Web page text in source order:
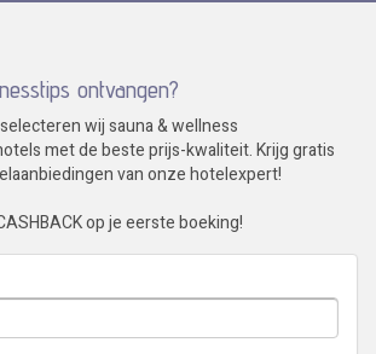
ontvangen?
wij sauna & wellness
met de beste prijs-kwaliteit. Krijg gratis
van onze hotelexpert!
op je eerste boeking!